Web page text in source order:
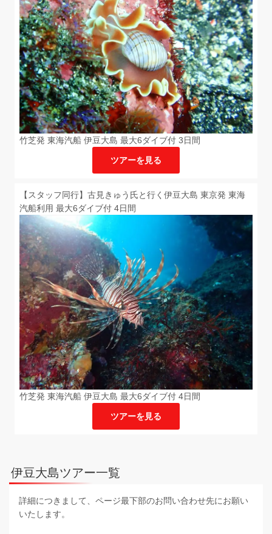
竹芝発 東海汽船 伊豆大島 最大6ダイブ付 3日間
ツアーを見る
【スタッフ同行】古見きゅう氏と行く伊豆大島 東京発 東海
汽船利用 最大6ダイブ付 4日間
竹芝発 東海汽船 伊豆大島 最大6ダイブ付 4日間
ツアーを見る
伊豆大島ツアー一覧
詳細につきまして、ページ最下部のお問い合わせ先にお願い
いたします。